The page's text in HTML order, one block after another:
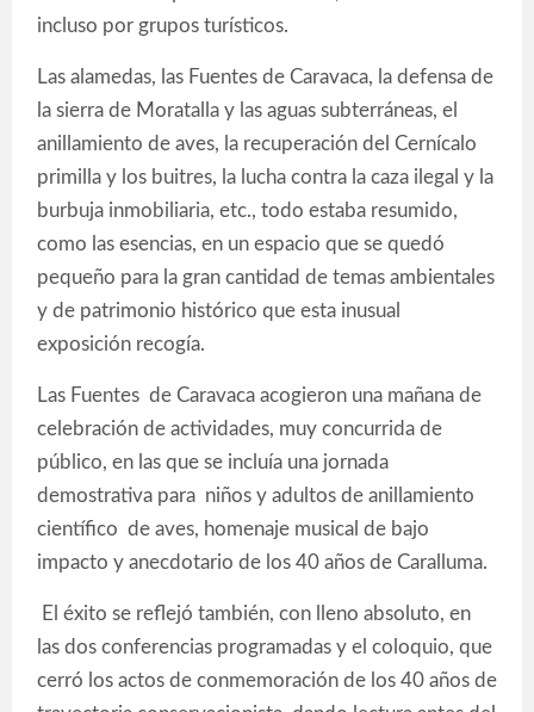
incluso por grupos turísticos.
Las alamedas, las Fuentes de Caravaca, la defensa de
la sierra de Moratalla y las aguas subterráneas, el
anillamiento de aves, la recuperación del Cernícalo
primilla y los buitres, la lucha contra la caza ilegal y la
burbuja inmobiliaria, etc., todo estaba resumido,
como las esencias, en un espacio que se quedó
pequeño para la gran cantidad de temas ambientales
y de patrimonio histórico que esta inusual
exposición recogía.
Las Fuentes de Caravaca acogieron una mañana de
celebración de actividades, muy concurrida de
público, en las que se incluía una jornada
demostrativa para niños y adultos de anillamiento
científico de aves, homenaje musical de bajo
impacto y anecdotario de los 40 años de Caralluma.
El éxito se reflejó también, con lleno absoluto, en
las dos conferencias programadas y el coloquio, que
cerró los actos de conmemoración de los 40 años de